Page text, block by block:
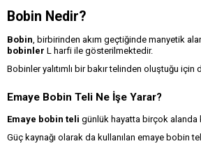
Bobin Nedir?
Bobin, birbirinden akım geçtiğinde manyetik
bobinler L harfi ile gösterilmektedir.
Bobinler yalıtımlı bir bakır telinden oluştuğu için
Emaye Bobin Teli Ne İşe Yarar?
Emaye bobin teli günlük hayatta birçok alanda
Güç kaynağı olarak da kullanılan emaye bobin